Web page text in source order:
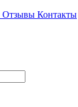
Отзывы Контакты